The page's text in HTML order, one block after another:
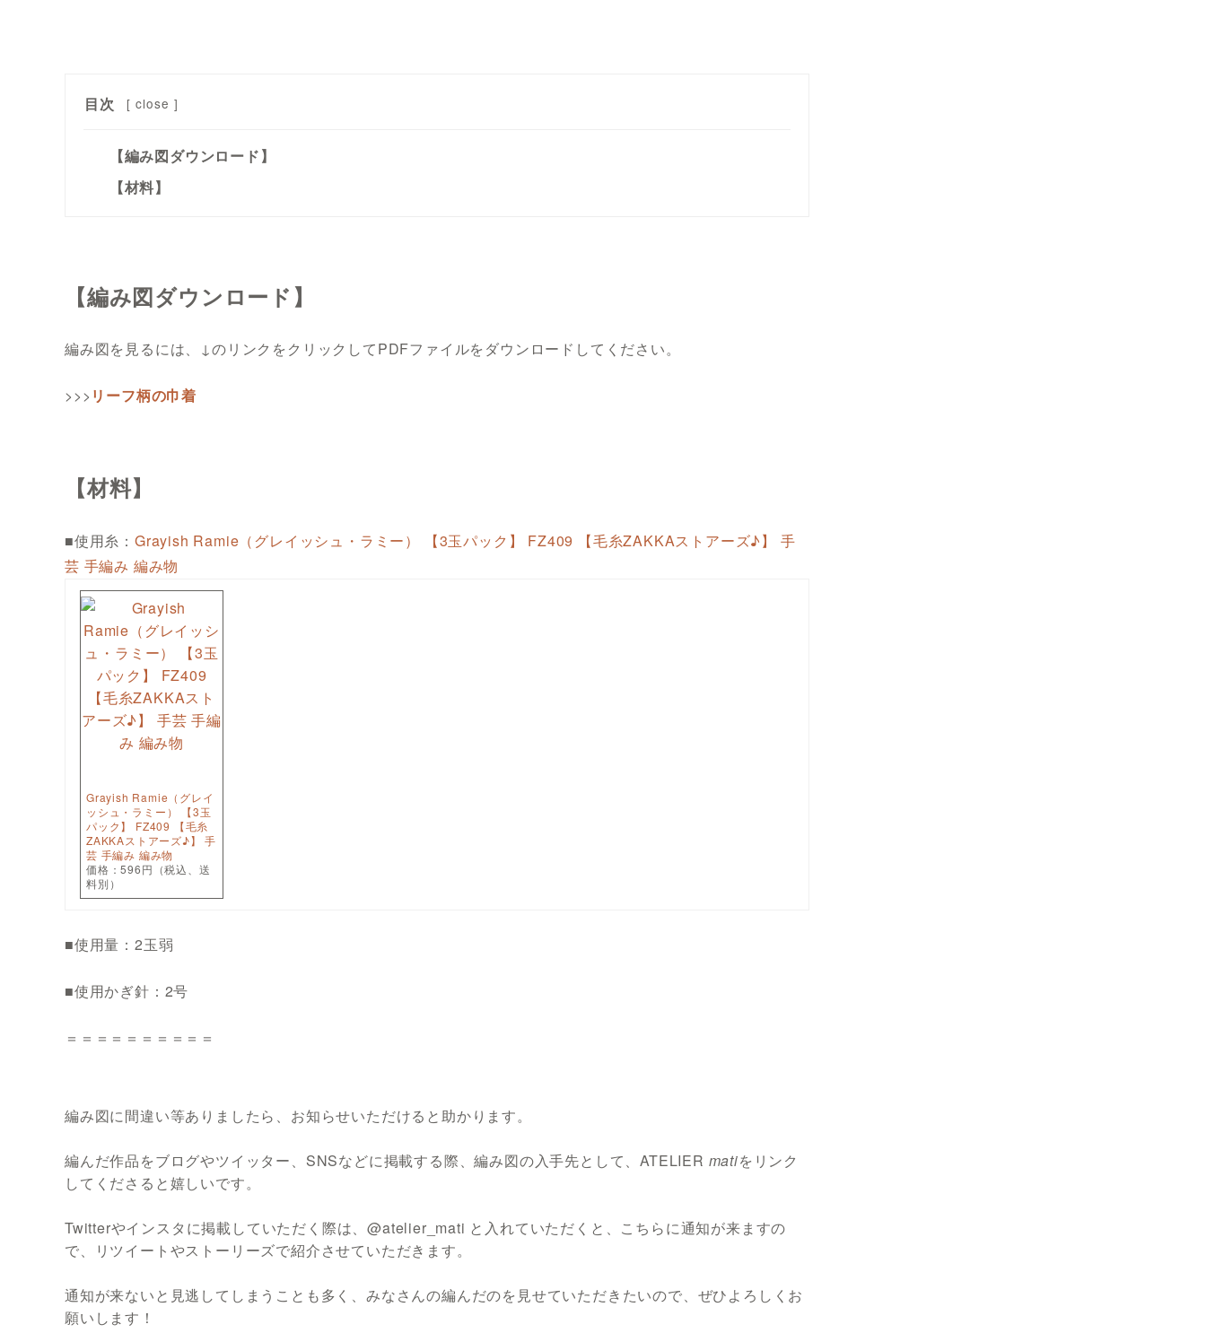
目次 [ close ]
【編み図ダウンロード】
【材料】
【編み図ダウンロード】
編み図を見るには、↓のリンクをクリックしてPDFファイルをダウンロードしてください。
>>> リーフ柄の巾着
【材料】
■使用糸： Grayish Ramie（グレイッシュ・ラミー） 【3玉パック】 FZ409 【毛糸ZAKKAストアーズ♪】 手
芸 手編み 編み物
Grayish Ramie（グレイ
ッシュ・ラミー） 【3玉
パック】 FZ409 【毛糸
ZAKKAストアーズ♪】 手
芸 手編み 編み物
価格：596円（税込、送
料別）
■使用量：2玉弱
■使用かぎ針：2号
＝＝＝＝＝＝＝＝＝＝
編み図に間違い等ありましたら、お知らせいただけると助かります。
編んだ作品をブログやツイッター、SNSなどに掲載する際、編み図の入手先として、ATELIER matiをリンク
してくださると嬉しいです。
Twitterやインスタに掲載していただく際は、@atelier_mati と入れていただくと、こちらに通知が来ますの
で、リツイートやストーリーズで紹介させていただきます。
通知が来ないと見逃してしまうことも多く、みなさんの編んだのを見せていただきたいので、ぜひよろしくお
願いします！